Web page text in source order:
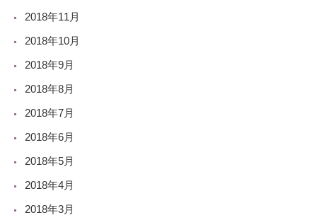
2018年11月
2018年10月
2018年9月
2018年8月
2018年7月
2018年6月
2018年5月
2018年4月
2018年3月